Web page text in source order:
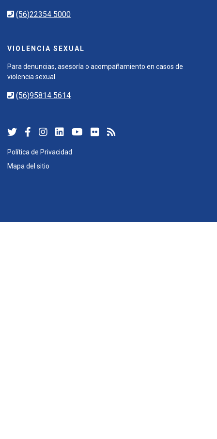
(56)22354 5000
VIOLENCIA SEXUAL
Para denuncias, asesoría o acompañamiento en casos de
violencia sexual.
(56)95814 5614
Política de Privacidad
Mapa del sitio